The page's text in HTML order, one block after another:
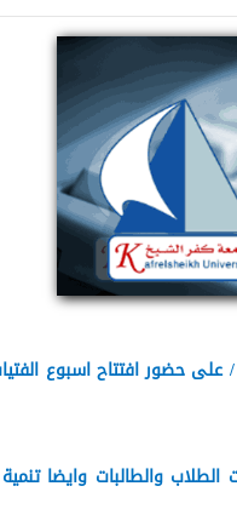
حضور افتتاح اسبوع
والطالبات وايضا تنمية